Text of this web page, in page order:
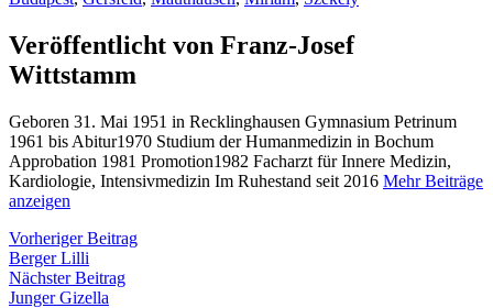
Veröffentlicht von Franz-Josef
Wittstamm
Geboren 31. Mai 1951 in Recklinghausen Gymnasium Petrinum
1961 bis Abitur1970 Studium der Humanmedizin in Bochum
Approbation 1981 Promotion1982 Facharzt für Innere Medizin,
Kardiologie, Intensivmedizin Im Ruhestand seit 2016 Mehr Beiträge
anzeigen
Beitragsnavigation
Vorheriger BeitragVorheriger
Berger Lilli
Nächster BeitragNächster
Junger Gizella